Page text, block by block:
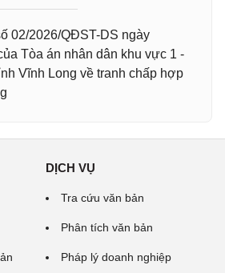
02/2026/QĐST-DS ngày
Tòa án nhân dân khu vực 1 -
Vĩnh Long về tranh chấp hợp
DỊCH VỤ
Tra cứu văn bản
Phân tích văn bản
Pháp lý doanh nghiệp